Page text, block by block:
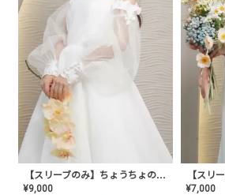
【スリーブのみ】ちょうちょのチュールスリーブ〈PD-WDOR-204〉
¥9,000 ¥7,000